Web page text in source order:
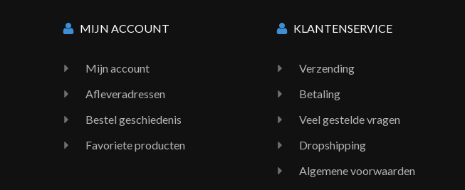
MIJN ACCOUNT
Mijn account
Afleveradressen
Bestel geschiedenis
Favoriete producten
KLANTENSERVICE
Verzending
Betaling
Veel gestelde vragen
Dropshipping
Algemene voorwaarden